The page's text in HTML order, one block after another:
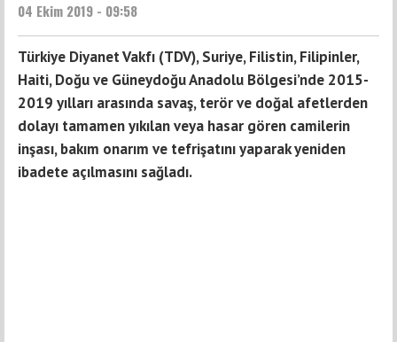
04 Ekim 2019 - 09:58
Türkiye Diyanet Vakfı (TDV), Suriye, Filistin, Filipinler,
Haiti, Doğu ve Güneydoğu Anadolu Bölgesi’nde 2015-
2019 yılları arasında savaş, terör ve doğal afetlerden
dolayı tamamen yıkılan veya hasar gören camilerin
inşası, bakım onarım ve tefrişatını yaparak yeniden
ibadete açılmasını sağladı.